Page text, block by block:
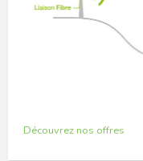
Découvrez nos offres